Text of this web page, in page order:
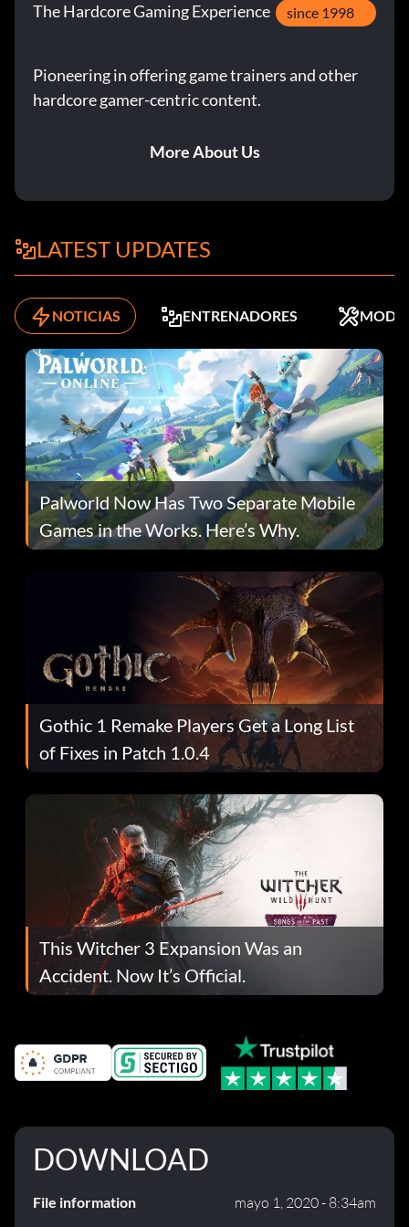
The Hardcore Gaming Experience since 1998
Pioneering in offering game trainers and other
hardcore gamer-centric content.
More About Us
LATEST UPDATES
NOTICIAS ENTRENADORES MODS
Palworld Now Has Two Separate Mobile
Games in the Works. Here’s Why.
Gothic 1 Remake Players Get a Long List
of Fixes in Patch 1.0.4
This Witcher 3 Expansion Was an
Accident. Now It’s Official.
DOWNLOAD
File information mayo 1, 2020 - 8:34am